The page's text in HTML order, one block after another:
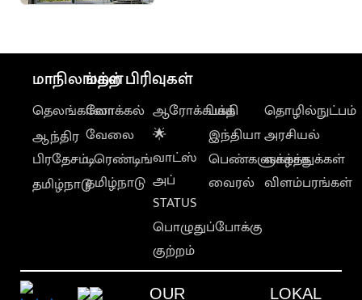
மாநிலங்கள்
தெலங்கானா
ஆந்திர
பிரதேசம்
தமிழ்நாடு
மற்ற பிரிவுகள்
லோக்கல்
வேலை
டிரெண்டிங்
தமிழ்நாடு
ஆரோக்கியம்
🌟
வாட்ஸ்
அப்
STATUS
பொழுதுப்போக்கு
குற்றம்
பக்தி
இந்தியா
பெண்களுக்காக
வைரல்
தொழில்நுட்பம்
அரசியல்
வாழ்த்துக்கள்
விளம்பரங்கள்
OUR LOKAL